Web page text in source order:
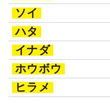
ソイ
ハタ
イナダ
ホウボウ
ヒラメ